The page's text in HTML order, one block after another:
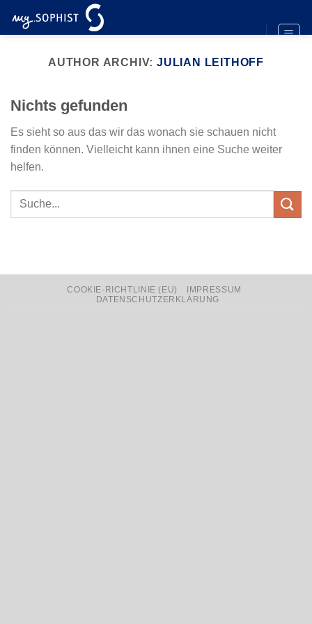
Inhalt
AUTHOR ARCHIV: JULIAN LEITHOFF
Nichts gefunden
Es sieht so aus das wir das wonach sie schauen nicht
finden können. Vielleicht kann ihnen eine Suche weiter
helfen.
COOKIE-RICHTLINIE (EU)
IMPRESSUM
DATENSCHUTZERKLÄRUNG